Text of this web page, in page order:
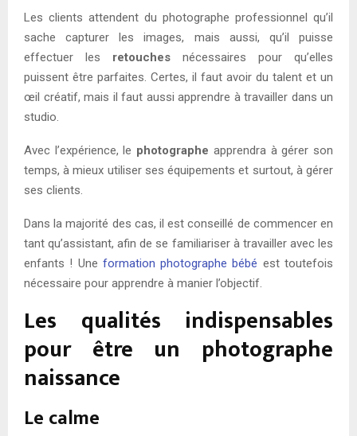
Les clients attendent du photographe professionnel qu’il
sache capturer les images, mais aussi, qu’il puisse
effectuer les retouches nécessaires pour qu’elles
puissent être parfaites. Certes, il faut avoir du talent et un
œil créatif, mais il faut aussi apprendre à travailler dans un
studio.
Avec l’expérience, le photographe apprendra à gérer son
temps, à mieux utiliser ses équipements et surtout, à gérer
ses clients.
Dans la majorité des cas, il est conseillé de commencer en
tant qu’assistant, afin de se familiariser à travailler avec les
enfants ! Une formation photographe bébé est toutefois
nécessaire pour apprendre à manier l’objectif.
Les qualités indispensables
pour être un photographe
naissance
Le calme